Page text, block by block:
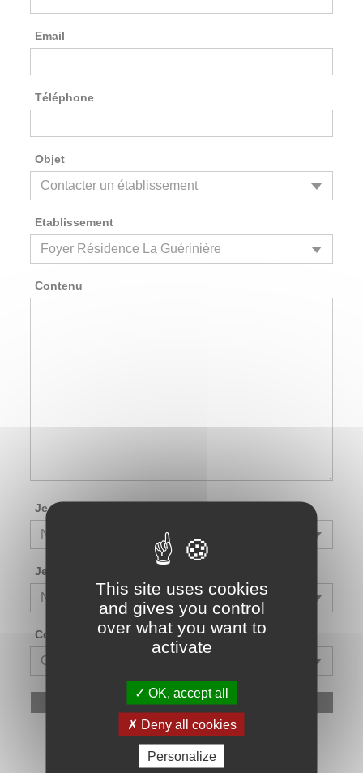
Email
Téléphone
Objet
Etablissement
Contenu
Je souhaite recevoir la newsletter
Je souhaite recevoir le magazine Amitiés
Comment nous avez-vous connu ?
reCAPTCHA is disabled. Allow
This site uses cookies
and gives you control
over what you want to
activate
OK, accept all
Deny all cookies
Personalize